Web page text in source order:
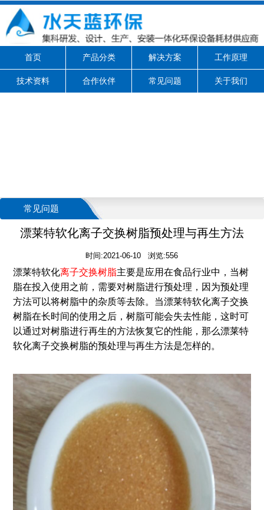
首页 产品分类 解决方案 工作原理
技术资料 合作伙伴 常见问题 关于我们
常见问题
漂莱特软化离子交换树脂预处理与再生方法
时间:2021-06-10 浏览:556
漂莱特软化离子交换树脂主要是应用在食品行业中，当树
脂在投入使用之前，需要对树脂进行预处理，因为预处理
方法可以将树脂中的杂质等去除。当漂莱特软化离子交换
树脂在长时间的使用之后，树脂可能会失去性能，这时可
以通过对树脂进行再生的方法恢复它的性能，那么漂莱特
软化离子交换树脂的预处理与再生方法是怎样的。